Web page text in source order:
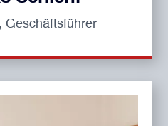
Geschäftsführer